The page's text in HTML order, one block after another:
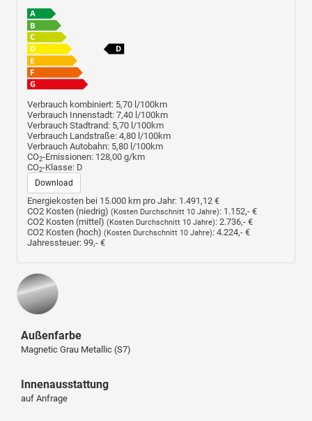
Verbrauch kombiniert: 5,70 l/100km
Verbrauch Innenstadt: 7,40 l/100km
Verbrauch Stadtrand: 5,70 l/100km
Verbrauch Landstraße: 4,80 l/100km
Verbrauch Autobahn: 5,80 l/100km
CO2-Emissionen: 128,00 g/km
CO2-Klasse: D
Download
Energiekosten bei 15.000 km pro Jahr: 1.491,12 €
CO2 Kosten (niedrig) (Kosten Durchschnitt 10 Jahre): 1.152,- €
CO2 Kosten (mittel) (Kosten Durchschnitt 10 Jahre): 2.736,- €
CO2 Kosten (hoch) (Kosten Durchschnitt 10 Jahre): 4.224,- €
Jahressteuer: 99,- €
Außenfarbe
Magnetic Grau Metallic (S7)
Innenausstattung
auf Anfrage